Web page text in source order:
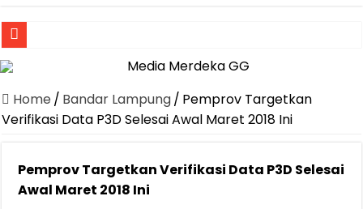
Jasa Raharja Serahkan Santunan kepada Ahli Waris Korban
Dirut Jasa Raharja Dampingi Wamenhub Tinjau Penanganan
Pastikan Pelayanan Maksimal, Direksi Jasa Raharja Tinjau Korban
Jasa Raharja Jamin Seluruh Korban Kebakaran KM Mutiara
Gelar Audiensi, Jasa Raharja dan Kementerian PANRB Perkuat
Home / Bandar Lampung/ Pemprov Targetkan
Verifikasi Data P3D Selesai Awal Maret 2018 Ini
Pemprov Targetkan Verifikasi Data P3D Selesai
Awal Maret 2018 Ini